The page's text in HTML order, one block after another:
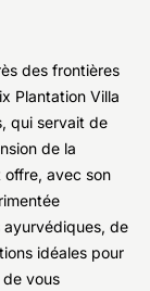
des frontières
Plantation Villa
qui servait de
de la
offre, avec son
de
idéales pour
vous